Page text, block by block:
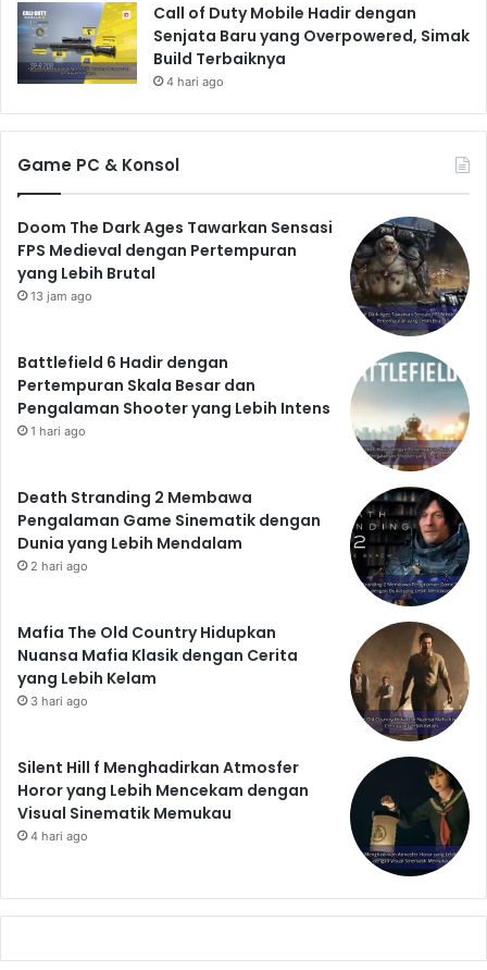
Call of Duty Mobile Hadir dengan
Senjata Baru yang Overpowered, Simak
Build Terbaiknya
4 hari ago
Game PC & Konsol
Doom The Dark Ages Tawarkan Sensasi
FPS Medieval dengan Pertempuran
yang Lebih Brutal
13 jam ago
Battlefield 6 Hadir dengan
Pertempuran Skala Besar dan
Pengalaman Shooter yang Lebih Intens
1 hari ago
Death Stranding 2 Membawa
Pengalaman Game Sinematik dengan
Dunia yang Lebih Mendalam
2 hari ago
Mafia The Old Country Hidupkan
Nuansa Mafia Klasik dengan Cerita
yang Lebih Kelam
3 hari ago
Silent Hill f Menghadirkan Atmosfer
Horor yang Lebih Mencekam dengan
Visual Sinematik Memukau
4 hari ago